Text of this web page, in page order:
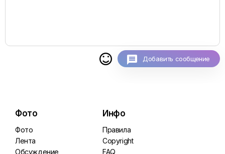
 Добавить сообщение
Фото
Фото
Лента
Обсуждение
Инфо
Правила
Copyright
FAQ